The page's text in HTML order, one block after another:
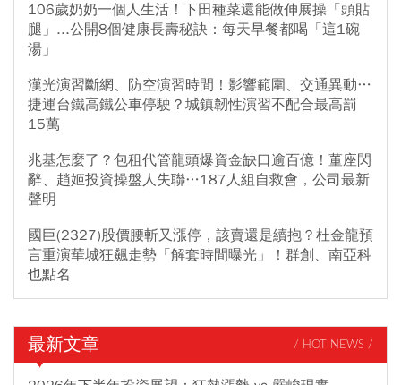
106歲奶奶一個人生活！下田種菜還能做伸展操「頭貼
腿」...公開8個健康長壽秘訣：每天早餐都喝「這1碗
湯」
漢光演習斷網、防空演習時間！影響範圍、交通異動…
捷運台鐵高鐵公車停駛？城鎮韌性演習不配合最高罰
15萬
兆基怎麼了？包租代管龍頭爆資金缺口逾百億！董座閃
辭、趙姬投資操盤人失聯…187人組自救會，公司最新
聲明
國巨(2327)股價腰斬又漲停，該賣還是續抱？杜金龍預
言重演華城狂飆走勢「解套時間曝光」！群創、南亞科
也點名
最新文章 / HOT NEWS /